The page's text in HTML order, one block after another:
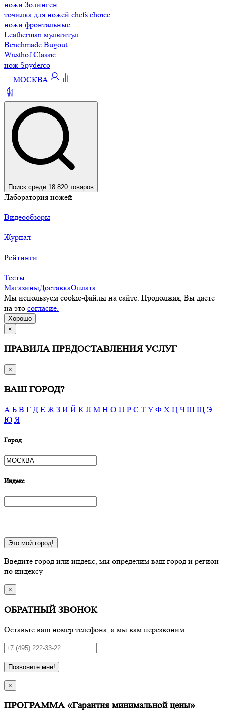
ножи Золинген
точилка для ножей chefs choice
ножи фронтальные
Leatherman мультитул
Benchmade Bugout
Wüsthof Classic
нож Spyderco
МОСКВА
Поиск среди 18 820 товаров
Лаборатория ножей
Видеообзоры
Журнал
Рейтинги
Тесты
МагазиныДоставкаОплата
Мы используем cookie-файлы на сайте. Продолжая, Вы даете
на это согласие.
Хорошо
×
ПРАВИЛА ПРЕДОСТАВЛЕНИЯ УСЛУГ
×
ВАШ ГОРОД?
А Б В Г Д Е Ж З И Й К Л М Н О П Р С Т У Ф Х Ц Ч Ш Щ Э
Ю Я
Город
Индекс
Это мой город!
Введите город или индекс, мы определим ваш город и регион
по индексу
×
ОБРАТНЫЙ ЗВОНОК
Оставьте ваш номер телефона, а мы вам перезвоним:
Позвоните мне!
×
ПРОГРАММА «Гарантия минимальной цены»